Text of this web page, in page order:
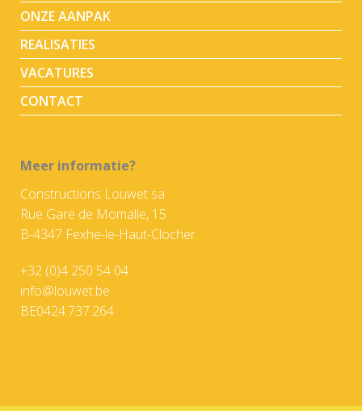
ONZE AANPAK
REALISATIES
VACATURES
CONTACT
Meer informatie?
Constructions Louwet sa
Rue Gare de Momalle, 15
B-4347 Fexhe-le-Haut-Clocher
+32 (0)4 250 54 04
info@louwet.be
BE0424.737.264